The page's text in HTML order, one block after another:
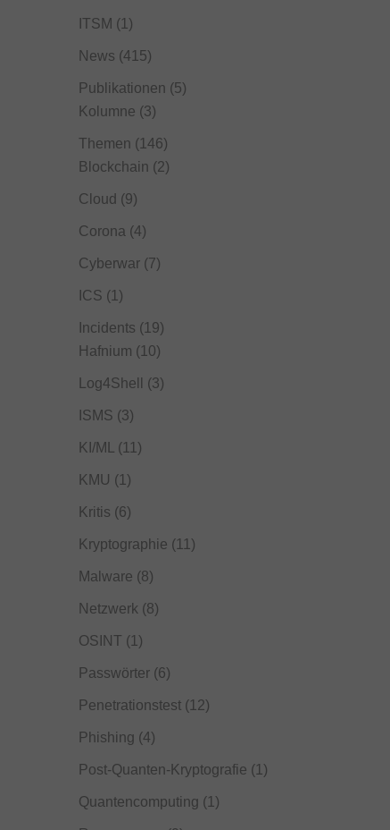
ITSM (1)
News (415)
Publikationen (5)
Kolumne (3)
Themen (146)
Blockchain (2)
Cloud (9)
Corona (4)
Cyberwar(7)
ICS (1)
Incidents (19)
Hafnium (10)
Log4Shell (3)
ISMS (3)
KI/ML (11)
KMU (1)
Kritis (6)
Kryptographie (11)
Malware (8)
Netzwerk (8)
OSINT (1)
Passwörter(6)
Penetrationstest(12)
Phishing (4)
Post-Quanten-Kryptografie (1)
Quantencomputing (1)